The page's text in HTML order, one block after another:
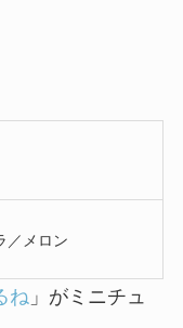
／メロン
ね」がミニチュ